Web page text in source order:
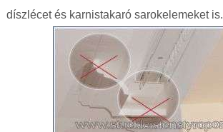
díszlécet és karnistakaró sarokelemeket is.